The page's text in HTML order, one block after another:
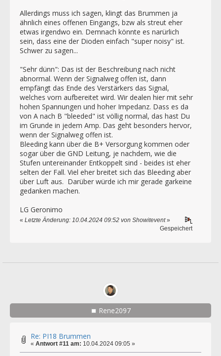
Allerdings muss ich sagen, klingt das Brummen ja
ähnlich eines offenen Eingangs, bzw als streut eher
etwas irgendwo ein. Demnach könnte es narürlich
sein, dass eine der Dioden einfach "super noisy" ist.
Schwer zu sagen...
"Sehr dünn": Das ist der Beschreibung nach nicht
abnormal. Wenn der Signalweg offen ist, dann
empfängt das Ende des Verstärkers das Signal,
welches vorn aufbereitet wird. Wir dealen hier mit sehr
hohen Spannungen und hoher Impedanz. Dass es da
von A nach B "bleeded" ist völlig normal, das hast Du
im Grunde in jedem Amp. Das geht besonders hervor,
wenn der Signalweg offen ist.
Bleeding kann über die B+ Versorgung kommen oder
sogar über die GND Leitung, je nachdem, wie die
Stufen untereinander Entkoppelt sind - beides ist eher
selten der Fall. Viel eher breitet sich das Bleeding aber
über Luft aus. Darüber würde ich mir gerade garkeine
gedanken machen.
LG Geronimo
« Letzte Änderung: 10.04.2024 09:52 von Showitevent»
Gespeichert
Rene2097
Re: PI18 Brummen
« Antwort #11 am: 10.04.2024 09:05 »